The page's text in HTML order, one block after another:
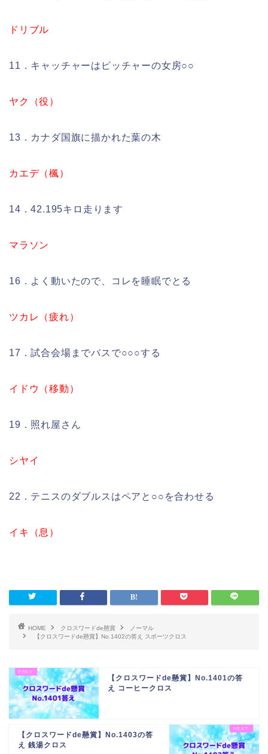
ドリブル
11．キャッチャーはピッチャーの女房○○
ヤク（役）
13．カナダ国旗に描かれた葉の木
カエデ（楓）
14．42.195キロ走ります
マラソン
16．よく動いたので、コレを睡眠でとる
ツカレ（疲れ）
17．試合会場までバスで○○○する
イドウ（移動）
19．照れ屋さん
シヤイ
22．テニスのダブルスはペアと○○を合わせる
イキ（息）
HOME クロスワードde懸賞
ノーマル
【クロスワードde懸賞】No.1402の答え スポーツクロス
【クロスワードde懸賞】No.1401の答
え コーヒークロス
【クロスワードde懸賞】No.1403の答
え 銭湯クロス